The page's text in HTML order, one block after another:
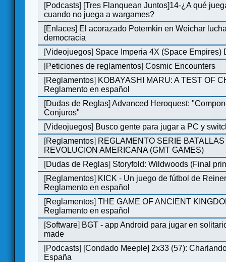
[Podcasts] [Tres Flanquean Juntos]14-¿A qué
cuando no juega a wargames?
[Enlaces] El acorazado Potemkin en Weichar
democracia
[Videojuegos] Space Imperia 4X (Space Empires)
[Peticiones de reglamentos]Cosmic Encounters
[Reglamentos] KOBAYASHI MARU: A TEST OF
Reglamento en español
[Dudas de Reglas]Advanced Heroquest:
Conjuros"
[Videojuegos] Busco gente para jugar a PC y
[Reglamentos] REGLAMENTO SERIE
REVOLUCION AMERICANA (GMT GAMES)
[Dudas de Reglas] Storyfold: Wildwoods (Final
[Reglamentos] KICK - Un juego de fútbol de
Reglamento en español
[Reglamentos]THE GAME OF ANCIENT
Reglamento en español
[Software] BGT - app Android para jugar en
made
[Podcasts] [Condado Meeple] 2x33 (57):
España